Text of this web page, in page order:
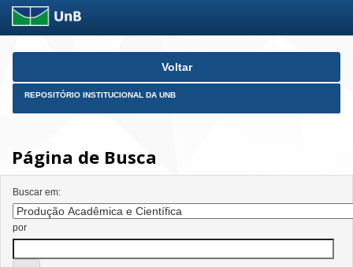
Skip
Voltar
REPOSITÓRIO INSTITUCIONAL DA UNB
Página de Busca
Buscar em:
por